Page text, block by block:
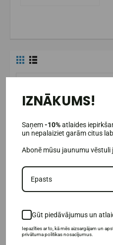
Amix KetoLean Keto goBHB
Coco Bar 20 x 40 г.
IZNĀKUMS!
Saņem-10%atlaides
un nepalaiziet garām citus
Abonē mūsu jaunumu vēstuli
Gūt piedāvājumus un
Iepazīties ar to, kā mēs aizsargājam un
privātuma politikas nosacījumus.